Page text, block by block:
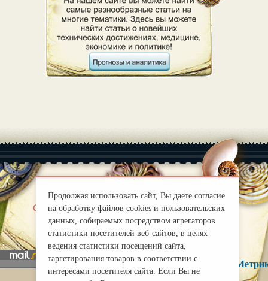
О нас |
Правила
mirprognoz@mail.ru
Продолжая использовать сайт, Вы даете согласие
на обработку файлов cookies и пользовательских
данных, собираемых посредством агрегаторов
статистики посетителей веб-сайтов, в целях
ведения статистики посещений сайта,
таргетирования товаров в соответствии с
интересами посетителя сайта. Если Вы не